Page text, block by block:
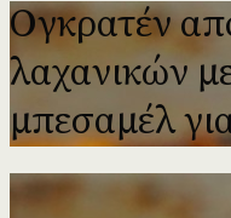
Ογκρατέν
λαχανικών
μπεσαμέλ